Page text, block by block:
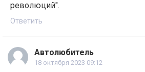
революций".
Ответить
Автолюбитель
18 октября 2023 09:12